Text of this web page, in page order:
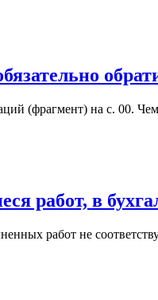
(фрагмент) на с. 00.
работ, в
работ не